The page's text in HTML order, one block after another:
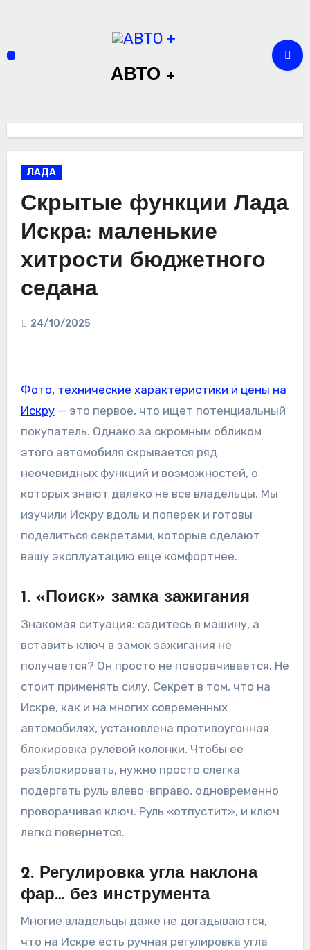
АВТО +
ЛАДА
Скрытые функции Лада
Искра: маленькие
хитрости бюджетного
седана
24/10/2025
Фото, технические характеристики и цены на
Искру— это первое, что ищет потенциальный
покупатель. Однако за скромным обликом
этого автомобиля скрывается ряд
неочевидных функций и возможностей, о
которых знают далеко не все владельцы. Мы
изучили Искру вдоль и поперек и готовы
поделиться секретами, которые сделают
вашу эксплуатацию еще комфортнее.
1. «Поиск» замка зажигания
Знакомая ситуация: садитесь в машину, а
вставить ключ в замок зажигания не
получается? Он просто не поворачивается. Не
стоит применять силу. Секрет в том, что на
Искре, как и на многих современных
автомобилях, установлена противоугонная
блокировка рулевой колонки. Чтобы ее
разблокировать, нужно просто слегка
подергать руль влево-вправо, одновременно
проворачивая ключ. Руль «отпустит», и ключ
легко повернется.
2. Регулировка угла наклона
фар… без инструмента
Многие владельцы даже не догадываются,
что на Искре есть ручная регулировка угла